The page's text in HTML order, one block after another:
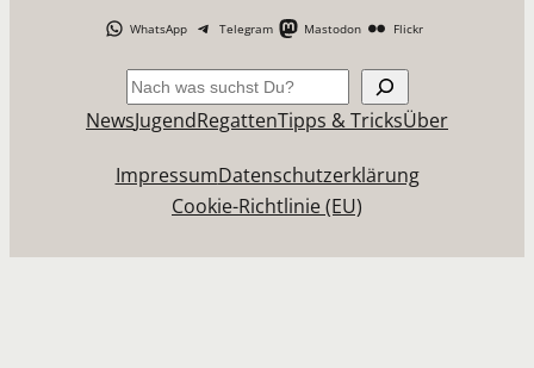
WhatsApp Telegram Mastodon Flickr
Suchen
NewsJugendRegattenTipps & TricksÜber
ImpressumDatenschutzerklärung
Cookie-Richtlinie (EU)